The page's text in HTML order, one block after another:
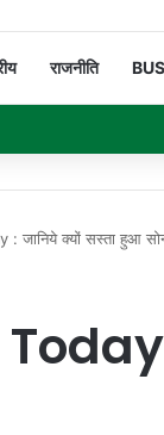
राजनीति
जानिये क्यों सस्ता हुआ